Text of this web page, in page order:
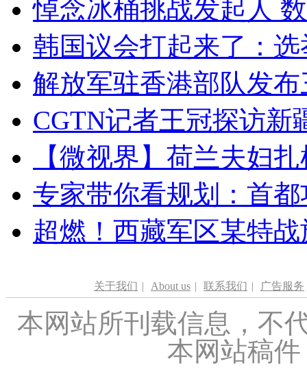
悼念冰桶挑战发起人
韩国议会打起来了：
解放军驻香港部队发
CGTN记者王冠探访新
【微视界】荷兰夫妇
专家带你看规划：首
超燃！西藏军区某特
关于我们 | About us | 联系我们 | 广告服务
本网站所刊载信息，不
本网站稿